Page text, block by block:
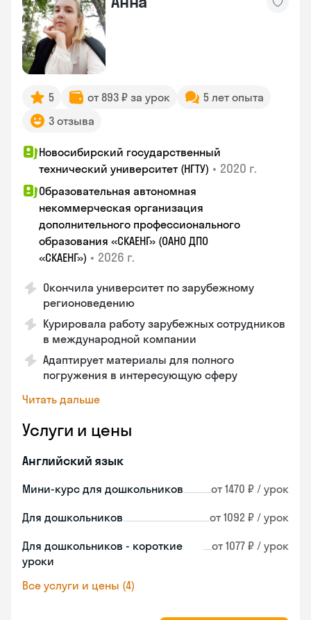
5 от 893 ₽ за урок
5 лет опыта
3 отзыва
Новосибирский государственный
технический университет (НГТУ) • 2020 г.
Образовательная автономная
некоммерческая организация
дополнительного профессионального
образования «СКАЕНГ» (ОАНО ДПО
«СКАЕНГ») • 2026 г.
Окончила университет по зарубежному
регионоведению
Курировала работу зарубежных сотрудников
в международной компании
Адаптирует материалы для полного
погружения в интересующую сферу
Читать дальше
Услуги и цены
Английский язык
Мини-курс для дошкольников от 1470 ₽ / урок
Для дошкольников от 1092 ₽ / урок
Для дошкольников - короткие
уроки
от 1077 ₽ / урок
Все услуги и цены (4)